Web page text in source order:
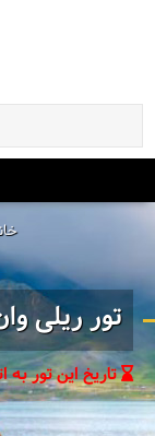
تور ریلی
تاریخ این تور